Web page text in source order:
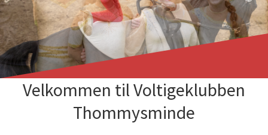
Velkommen til Voltigeklubben
Thommysminde